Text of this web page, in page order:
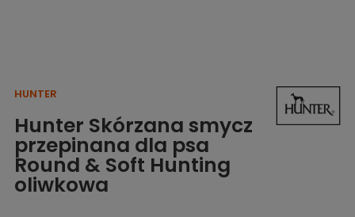
HUNTER
Hunter Skórzana smycz
przepinana dla psa
Round & Soft Hunting
oliwkowa